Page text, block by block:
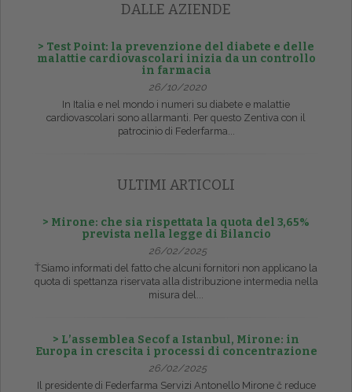
DALLE AZIENDE
> Test Point: la prevenzione del diabete e delle
malattie cardiovascolari inizia da un controllo
in farmacia
26/10/2020
In Italia e nel mondo i numeri su diabete e malattie
cardiovascolari sono allarmanti. Per questo Zentiva con il
patrocinio di Federfarma...
ULTIMI ARTICOLI
> Mirone: che sia rispettata la quota del 3,65%
prevista nella legge di Bilancio
26/02/2025
ŤSiamo informati del fatto che alcuni fornitori non applicano la
quota di spettanza riservata alla distribuzione intermedia nella
misura del...
> L’assemblea Secof a Istanbul, Mirone: in
Europa in crescita i processi di concentrazione
26/02/2025
Il presidente di Federfarma Servizi Antonello Mirone č reduce